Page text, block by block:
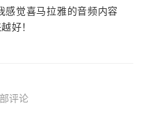
感觉喜马拉雅的音频内容
好！
评论